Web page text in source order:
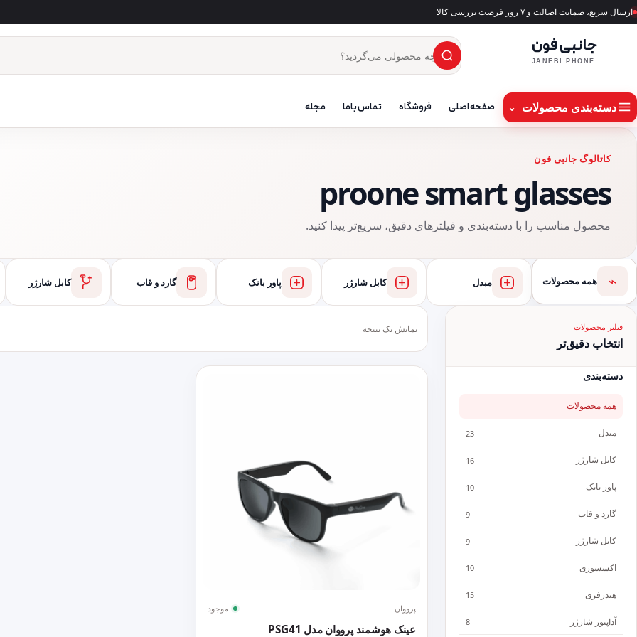
ارسال سریع، ضمانت اصالت و ۷ روز فرصت بررسی کالا
جانبی فون
JANEBI PHONE جست‌وجوی محصول
×
دسته‌بندی محصولات ⌄ صفحه اصلی فروشگاه تماس باما مجله
کاتالوگ جانبی فون
proone smart glasses
محصول مناسب را با دسته‌بندی و فیلترهای دقیق، سریع‌تر پیدا کنید.
⌁ همه محصولات مبدل کابل شارژر پاور بانک گارد و قاب کابل شارژر
فیلتر محصولات
انتخاب دقیق‌تر
دسته‌بندی
همه محصولات
مبدل 23
کابل شارژر 16
پاور بانک 10
گارد و قاب 9
کابل شارژر 9
اکسسوری 10
هندزفری 15
آداپتور شارژر 8
نمایش یک نتیجه
پرووان موجود
عینک هوشمند پرووان مدل PSG41